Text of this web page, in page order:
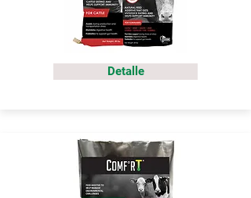
Detalle